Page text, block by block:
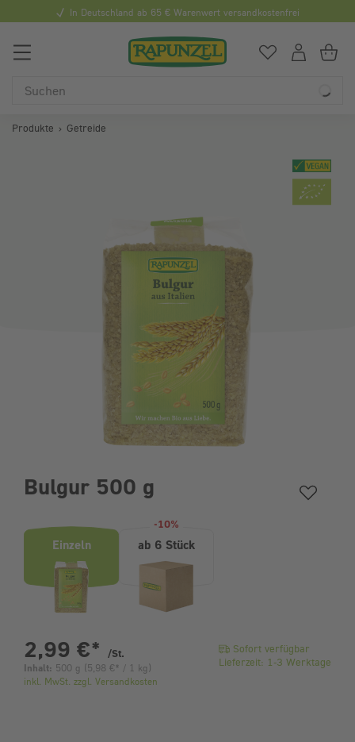
In Deutschland ab 65 € Warenwert versandkostenfrei
Du hast0
Produkte Getreide
Bulgur 500 g
Einzeln
-10%
ab 6 Stück
2,99 €* /St.
Inhalt: 500 g ( 5,98 € * / 1 kg)
inkl. MwSt. zzgl. Versandkosten
Sofort verfügbar
Lieferzeit: 1-3 Werktage